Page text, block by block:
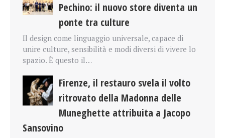
Pechino: il nuovo store diventa un
ponte tra culture
Il design come linguaggio universale, capace di
unire culture, sensibilità e modi diversi di vivere lo
spazio. È questo il…
Firenze, il restauro svela il volto
ritrovato della Madonna delle
Muneghette attribuita a Jacopo
Sansovino